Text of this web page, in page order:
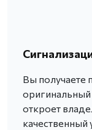
Вы получаете
откроет
качественный